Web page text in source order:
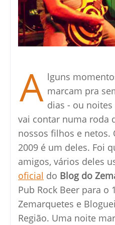
A lguns
marcam pra
dias - ou
vai contar numa roda
nossos filhos e netos.
2009 é um deles. Foi
amigos, vários deles
oficial do Blog do
Pub Rock Beer para o
Zemarquetes e
Região. Uma noite